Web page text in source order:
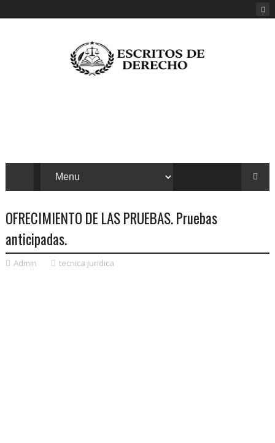
OFRECIMIENTO DE LAS PRUEBAS. Pruebas
anticipadas.
Admin tecnica juridica